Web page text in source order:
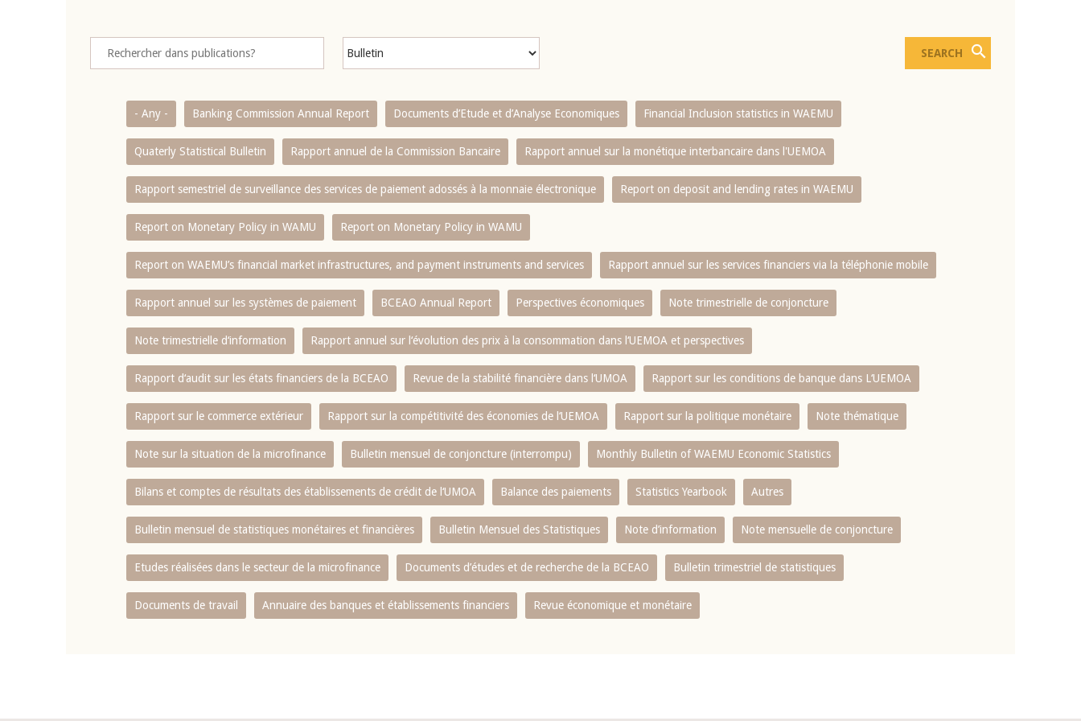
- Any - Banking Commission Annual Report Documents d’Etude et d’Analyse Economiques Financial Inclusion statistics in WAEMU
Quaterly Statistical Bulletin Rapport annuel de la Commission Bancaire Rapport annuel sur la monétique interbancaire dans l'UEMOA
Rapport semestriel de surveillance des services de paiement adossés à la monnaie électronique Report on deposit and lending rates in WAEMU
Report on Monetary Policy in WAMU Report on Monetary Policy in WAMU
Report on WAEMU’s financial market infrastructures, and payment instruments and services Rapport annuel sur les services financiers via la téléphonie mobile
Rapport annuel sur les systèmes de paiement BCEAO Annual Report Perspectives économiques Note trimestrielle de conjoncture
Note trimestrielle d‘information Rapport annuel sur l‘évolution des prix à la consommation dans l‘UEMOA et perspectives
Rapport d‘audit sur les états financiers de la BCEAO Revue de la stabilité financière dans l‘UMOA Rapport sur les conditions de banque dans L‘UEMOA
Rapport sur le commerce extérieur Rapport sur la compétitivité des économies de l‘UEMOA Rapport sur la politique monétaire Note thématique
Note sur la situation de la microfinance Bulletin mensuel de conjoncture (interrompu) Monthly Bulletin of WAEMU Economic Statistics
Bilans et comptes de résultats des établissements de crédit de l‘UMOA Balance des paiements Statistics Yearbook Autres
Bulletin mensuel de statistiques monétaires et financières Bulletin Mensuel des Statistiques Note d’information Note mensuelle de conjoncture
Etudes réalisées dans le secteur de la microfinance Documents d’études et de recherche de la BCEAO Bulletin trimestriel de statistiques
Documents de travail Annuaire des banques et établissements financiers Revue économique et monétaire